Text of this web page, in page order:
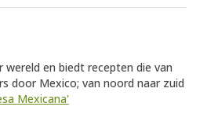
en biedt recepten die van
door Mexico; van noord naar zuid
Mexicana'